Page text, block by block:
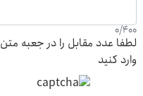
0/400
لطفا عدد مقابل را در جعبه متن
وارد کنید